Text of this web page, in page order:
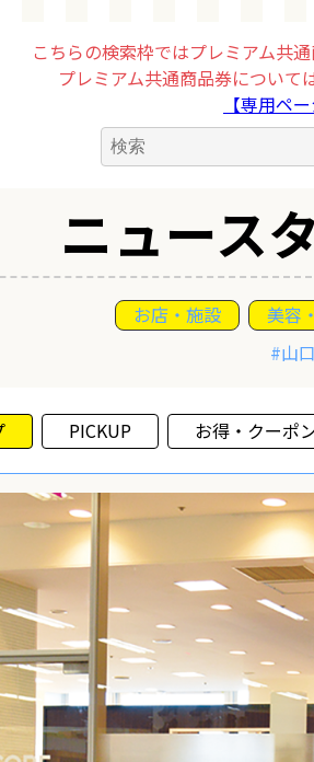
こちらの検索枠ではプレミアム共
プレミアム共通商品券について
【専用ペ
の皆様
事業者の皆様
載はこちら
ニュース
お店・施設 美容
#山
PICKUP お得・クーポ